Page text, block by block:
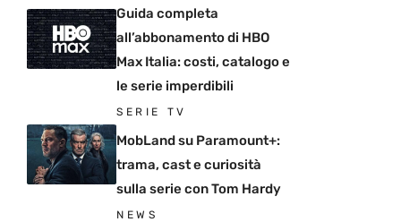
Guida completa
all’abbonamento di HBO
Max Italia: costi, catalogo e
le serie imperdibili
SERIE TV
MobLand su Paramount+:
trama, cast e curiosità
sulla serie con Tom Hardy
NEWS